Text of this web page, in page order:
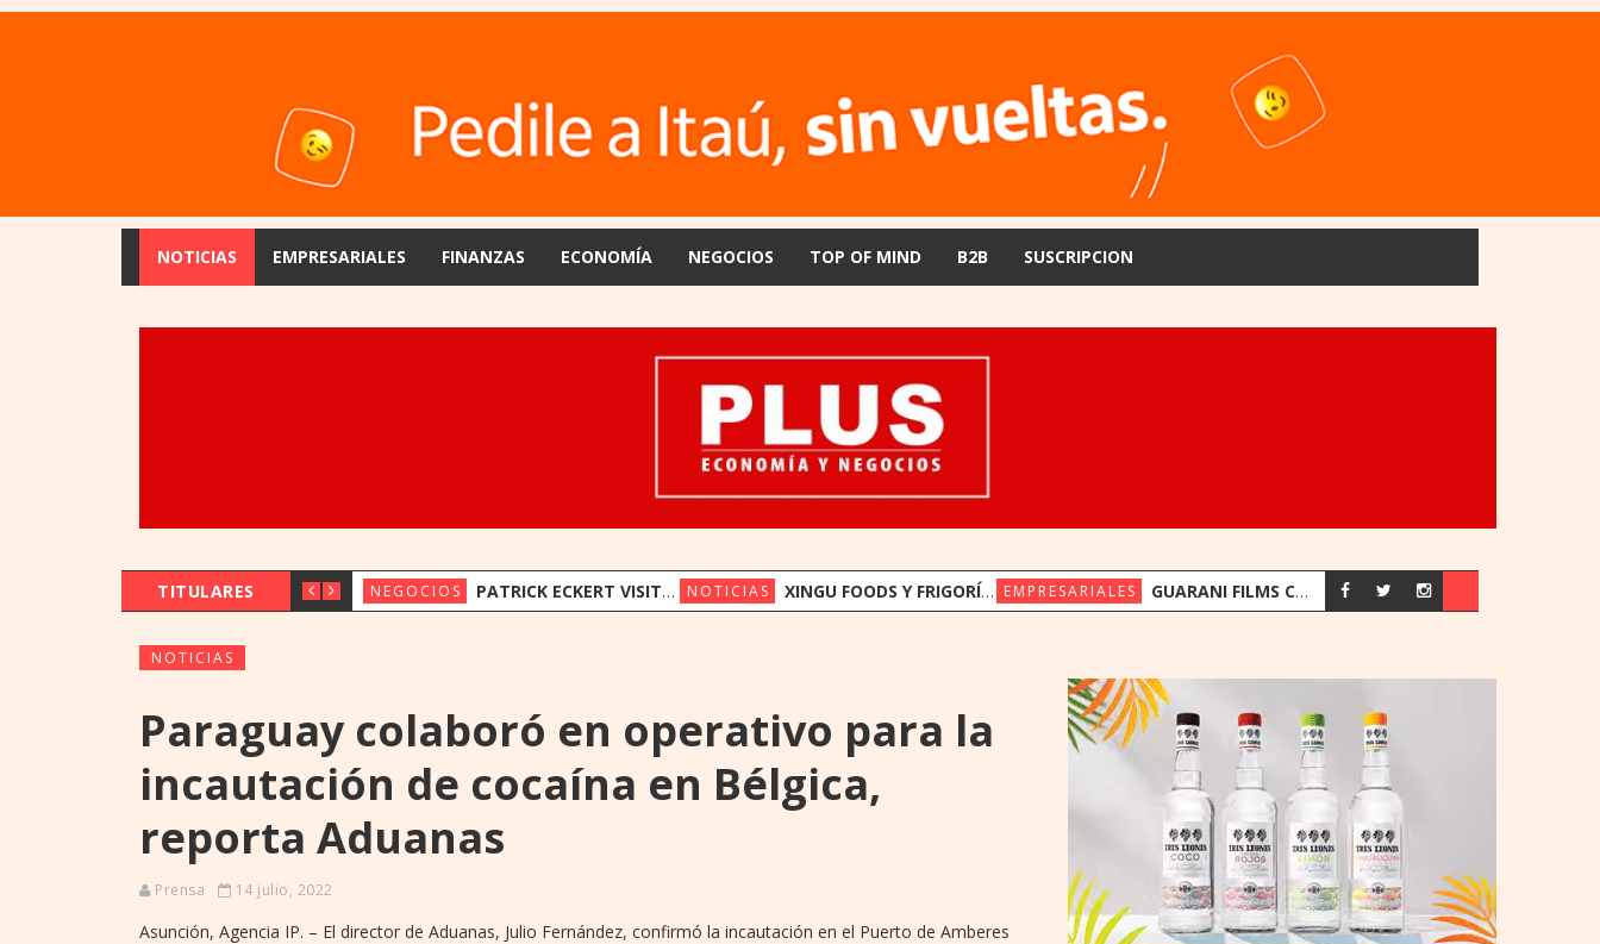
NOTICIAS EMPRESARIALES FINANZAS ECONOMÍA NEGOCIOS TOP OF MIND B2B SUSCRIPCION
TITULARES NEGOCIOS PATRICK ECKERT VISITÓ PARAGUAY PARA IMPULSAR EL ACCESO OPORTUNO A LA INNOVACIÓN EN SALUD NOTICIAS XINGU FOODS Y FRIGORÍFICO CONCEPCIÓN AVANZAN EN PROYECTO DE OPERACIÓN COMPARTIDA EMPRESARIALES GUARANI FILMS CELEBRA 10 AÑOS IMPULSANDO LA PUBLICIDAD PARAGUAYA
NOTICIAS
Paraguay colaboró en operativo para la
incautación de cocaína en Bélgica,
reporta Aduanas
Prensa 14 julio, 2022
Asunción, Agencia IP. – El director de Aduanas, Julio Fernández, confirmó la incautación en el Puerto de Amberes